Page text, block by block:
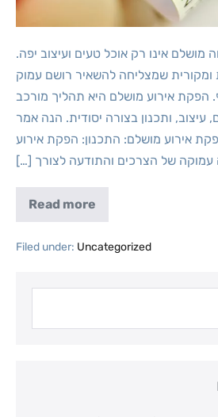
מושלם אינו רק אוכל טעים ועיצוב יפה.
ומקורית שמצליחה להשאיר רושם עמוק
הפקת אירוע מושלם היא תהליך מורכב
ותכנון בצורה יסודית. הנה אמר
אירוע מושלם: התכנון: הפקת אירוע
של הצרכים והתודעה לצורך […]
Read more
Filed under:Uncategorized